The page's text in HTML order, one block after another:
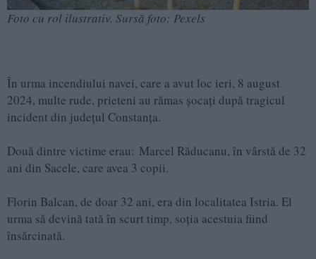
Foto cu rol ilustrativ. Sursă foto: Pexels
În urma incendiului navei, care a avut loc ieri, 8 august
2024, multe rude, prieteni au rămas șocați după tragicul
incident din județul Constanța.
Două dintre victime erau: Marcel Răducanu, în vârstă de 32
ani din Sacele, care avea 3 copii.
Florin Balcan, de doar 32 ani, era din localitatea Istria. El
urma să devină tată în scurt timp, soția acestuia fiind
însărcinată.